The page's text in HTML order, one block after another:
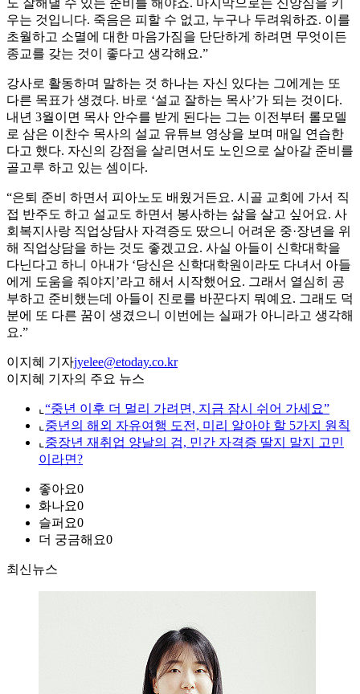
도 잘해낼 수 있는 준비를 해야죠. 마지막으로는 신앙심을 키
우는 것입니다. 죽음은 피할 수 없고, 누구나 두려워하죠. 이를
초월하고 소멸에 대한 마음가짐을 단단하게 하려면 무엇이든
종교를 갖는 것이 좋다고 생각해요.”
강사로 활동하며 말하는 것 하나는 자신 있다는 그에게는 또
다른 목표가 생겼다. 바로 ‘설교 잘하는 목사’가 되는 것이다.
내년 3월이면 목사 안수를 받게 된다는 그는 이전부터 롤모델
로 삼은 이찬수 목사의 설교 유튜브 영상을 보며 매일 연습한
다고 했다. 자신의 강점을 살리면서도 노인으로 살아갈 준비를
골고루 하고 있는 셈이다.
“은퇴 준비 하면서 피아노도 배웠거든요. 시골 교회에 가서 직
접 반주도 하고 설교도 하면서 봉사하는 삶을 살고 싶어요. 사
회복지사랑 직업상담사 자격증도 땄으니 어려운 중·장년을 위
해 직업상담을 하는 것도 좋겠고요. 사실 아들이 신학대학을
다닌다고 하니 아내가 ‘당신은 신학대학원이라도 다녀서 아들
에게 도움을 줘야지’라고 해서 시작했어요. 그래서 열심히 공
부하고 준비했는데 아들이 진로를 바꾼다지 뭐예요. 그래도 덕
분에 또 다른 꿈이 생겼으니 이번에는 실패가 아니라고 생각해
요.”
이지혜 기자jyelee@etoday.co.kr
이지혜 기자의 주요 뉴스
⌞ “중년 이후 더 멀리 가려면, 지금 잠시 쉬어 가세요”
⌞ 중년의 해외 자유여행 도전, 미리 알아야 할 5가지 원칙
⌞ 중장년 재취업 양날의 검, 민간 자격증 딸지 말지 고민
이라면?
좋아요0
화나요0
슬퍼요0
더 궁금해요0
최신뉴스